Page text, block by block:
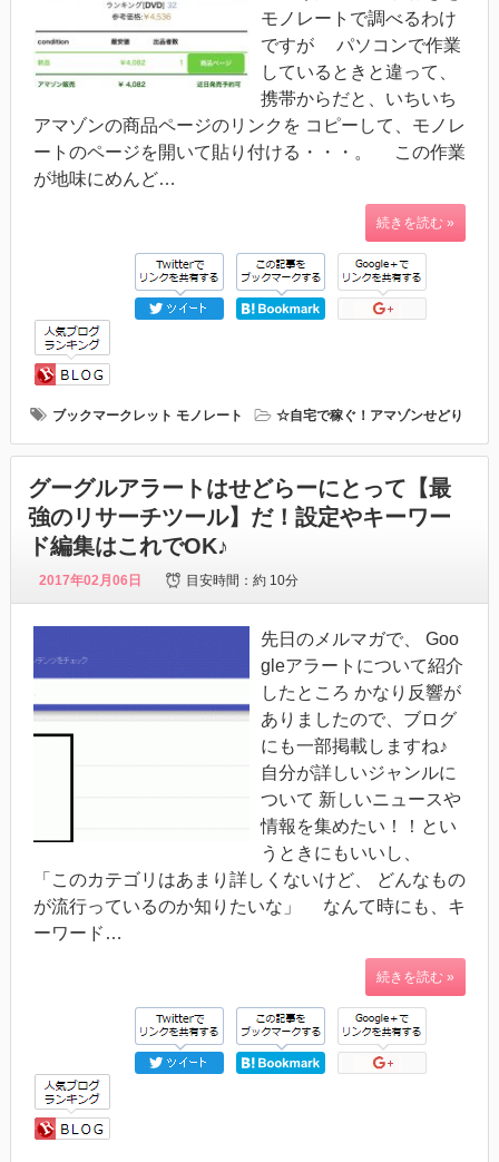
モノレートで調べるわけ
ですが パソコンで作業
しているときと違って、
携帯からだと、いちいち
アマゾンの商品ページのリンクを コピーして、モノレ
ートのページを開いて貼り付ける・・・。 この作業
が地味にめんど…
続きを読む »
ブックマークレット モノレート ☆自宅で稼ぐ！アマゾンせどり
グーグルアラートはせどらーにとって【最
強のリサーチツール】だ！設定やキーワー
ド編集はこれでOK♪
2017年02月06日 目安時間：約 10分
先日のメルマガで、 Goo
gleアラートについて紹介
したところ かなり反響が
ありましたので、ブログ
にも一部掲載しますね♪
自分が詳しいジャンルに
ついて 新しいニュースや
情報を集めたい！！とい
うときにもいいし、
「このカテゴリはあまり詳しくないけど、 どんなもの
が流行っているのか知りたいな」 なんて時にも、キ
ーワード…
続きを読む »